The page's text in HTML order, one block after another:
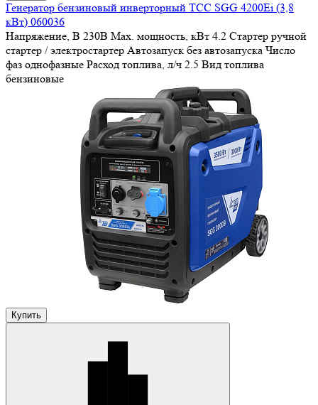
Генератор бензиновый инверторный ТСС SGG 4200Ei (3,8
кВт) 060036
Напряжение, В 230В Max. мощность, кВт 4.2 Стартер ручной
стартер / электростартер Автозапуск без автозапуска Число
фаз однофазные Расход топлива, л/ч 2.5 Вид топлива
бензиновые
Купить